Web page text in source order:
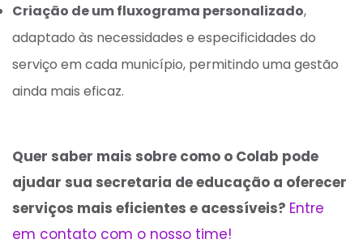
Criação de um fluxograma personalizado,
adaptado às necessidades e especificidades do
serviço em cada município, permitindo uma gestão
ainda mais eficaz.
Quer saber mais sobre como o Colab pode
ajudar sua secretaria de educação a oferecer
serviços mais eficientes e acessíveis? Entre
em contato com o nosso time!